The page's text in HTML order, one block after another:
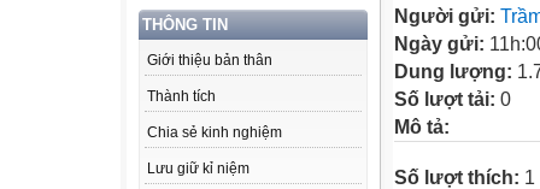
THÔNG TIN
Giới thiệu bản thân
Thành tích
Chia sẻ kinh nghiệm
Lưu giữ kỉ niệm
Người gửi:
Ngày gửi:
Dung lượng:
Số lượt tải: 0
Mô tả:
Số lượt thích: 1